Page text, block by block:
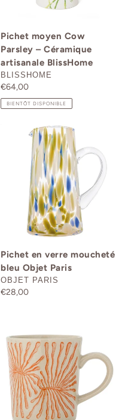
BlissHome
Pichet moyen Cow
Parsley – Céramique
artisanale BlissHome
DISTRIBUTEUR
BLISSHOME
Prix
normal
€64,00
BIENTÔT DISPONIBLE
moucheté
Pichet en verre moucheté
bleu Objet Paris
DISTRIBUTEUR
OBJET PARIS
Prix
€28,00
Fauni
rouge